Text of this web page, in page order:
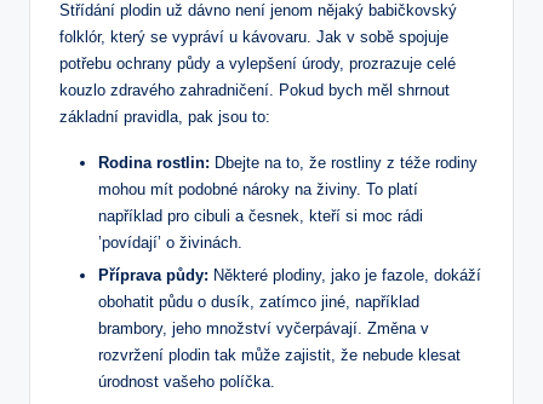
Střídání plodin už dávno není jenom nějaký babičkovský
folklór, který se vypráví u kávovaru. Jak v sobě spojuje
potřebu ochrany půdy a vylepšení úrody, prozrazuje celé
kouzlo zdravého zahradničení. Pokud bych měl shrnout
základní pravidla, pak jsou to:
Rodina rostlin: Dbejte na to, že rostliny z téže rodiny
mohou mít podobné nároky na živiny. To platí
například pro cibuli a česnek, kteří si moc rádi
’povídají’ o živinách.
Příprava půdy: Některé plodiny, jako je fazole, dokáží
obohatit půdu o dusík, zatímco jiné, například
brambory, jeho množství vyčerpávají. Změna v
rozvržení plodin tak může zajistit, že nebude klesat
úrodnost vašeho políčka.